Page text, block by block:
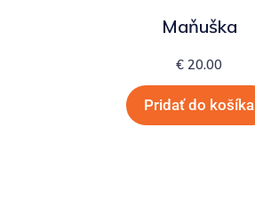
Maňuška
€ 20.00
Pridať do košíka